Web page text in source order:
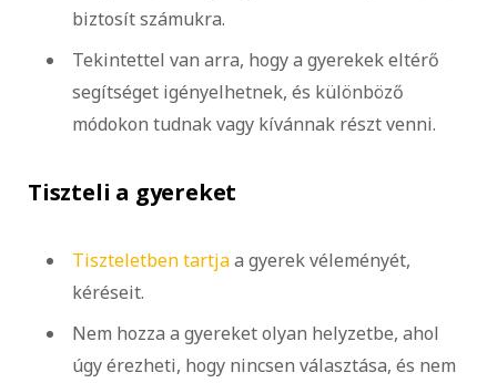
biztosít számukra.
Tekintettel van arra, hogy a gyerekek eltérő
segítséget igényelhetnek, és különböző
módokon tudnak vagy kívánnak részt venni.
Tiszteli a gyereket
Tiszteletben tartjaa gyerek véleményét,
kéréseit.
Nem hozza a gyereket olyan helyzetbe, ahol
úgy érezheti, hogy nincsen választása, és nem